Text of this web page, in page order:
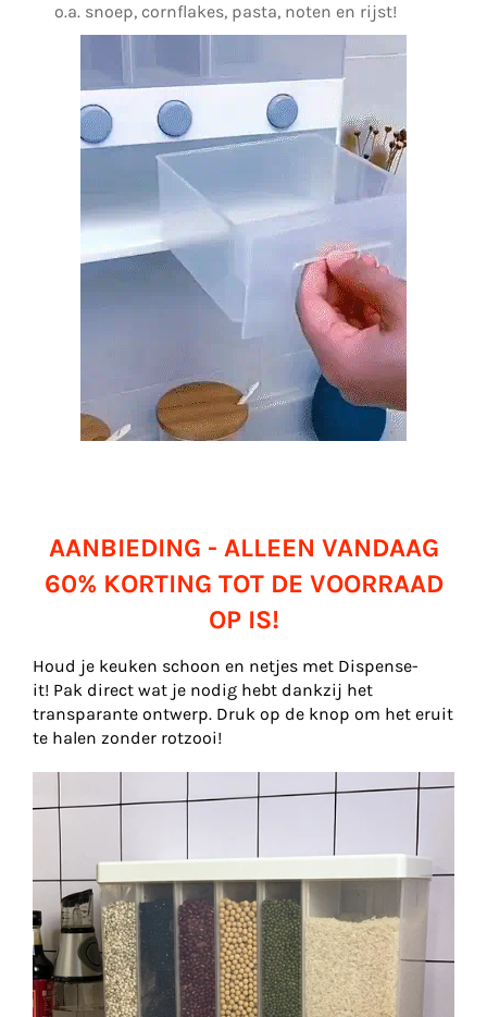
o.a. snoep, cornflakes, pasta, noten en rijst!
AANBIEDING - ALLEEN VANDAAG
60% KORTING TOT DE VOORRAAD
OP IS!
Houd je keuken schoon en netjes met Dispense-
it! Pak direct wat je nodig hebt dankzij het
transparante ontwerp. Druk op de knop om het eruit
te halen zonder rotzooi!